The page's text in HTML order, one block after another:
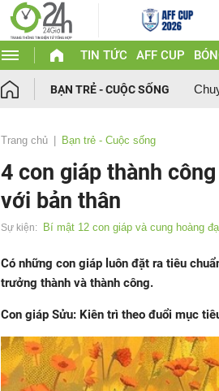
TIN TỨC AFF CUP
BẠN TRẺ - CUỘC SỐNG
Trang chủ Bạn trẻ - Cuộc sống
4 con giáp thành
với bản thân
Sự kiện: Bí mật 12 con giáp và cung hoàng
Có những con giáp luôn đặt ra tiêu
trưởng thành và thành công.
Con giáp Sửu: Kiên trì theo đuổi mục